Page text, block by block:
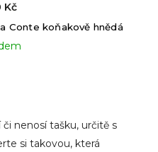
Conte koňakově hnědá
Kč
nenosí tašku, určitě s
si takovou, která